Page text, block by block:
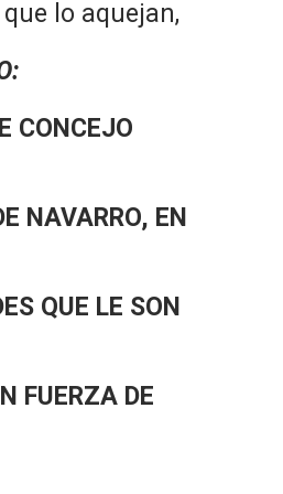
lo aquejan,
CONCEJO
NAVARRO, EN
QUE LE SON
FUERZA DE